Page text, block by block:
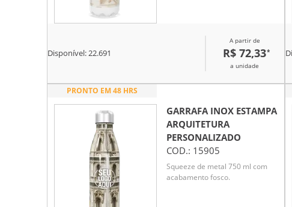
Disponível:22.691
A partir de
R$ 72,33*
a unidade
PRONTO EM 48 HRS
GARRAFA INOX ESTAMPA
ARQUITETURA
PERSONALIZADO
COD.: 15905
Squeeze de metal 750 ml com
acabamento fosco.